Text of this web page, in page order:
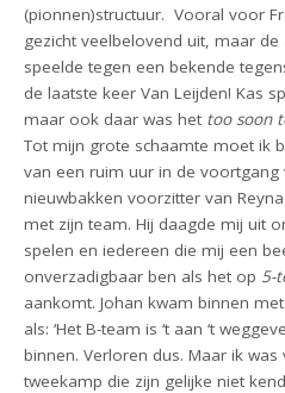
(pionnen)structuur. Vooral voor
gezicht veelbelovend uit, maar
speelde tegen een bekende
de laatste keer Van Leijden! Kas
maar ook daar was het too soon
Tot mijn grote schaamte moet ik
van een ruim uur in de voortgang
nieuwbakken voorzitter van
met zijn team. Hij daagde mij uit
spelen en iedereen die mij een
onverzadigbaar ben als het op 5-
aankomt. Johan kwam binnen
als: ‘Het B-team is ‘t aan ‘t
binnen. Verloren dus. Maar ik
tweekamp die zijn gelijke niet